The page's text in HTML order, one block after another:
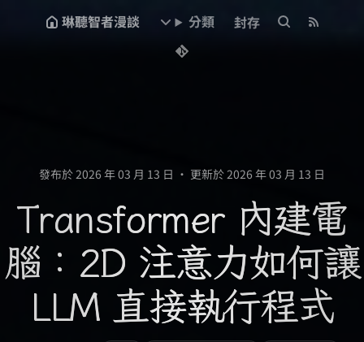
琳聽智者漫談 分類 封存
發布於 2026 年 03 月 13 日 • 更新於 2026 年 03 月 13 日
Transformer 內建電
腦：2D 注意力如何讓
LLM 直接執行程式